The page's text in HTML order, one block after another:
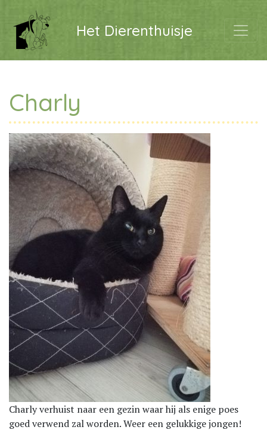
Het Dierenthuisje
Charly
Charly verhuist naar een gezin waar hij als enige poes
goed verwend zal worden. Weer een gelukkige jongen!